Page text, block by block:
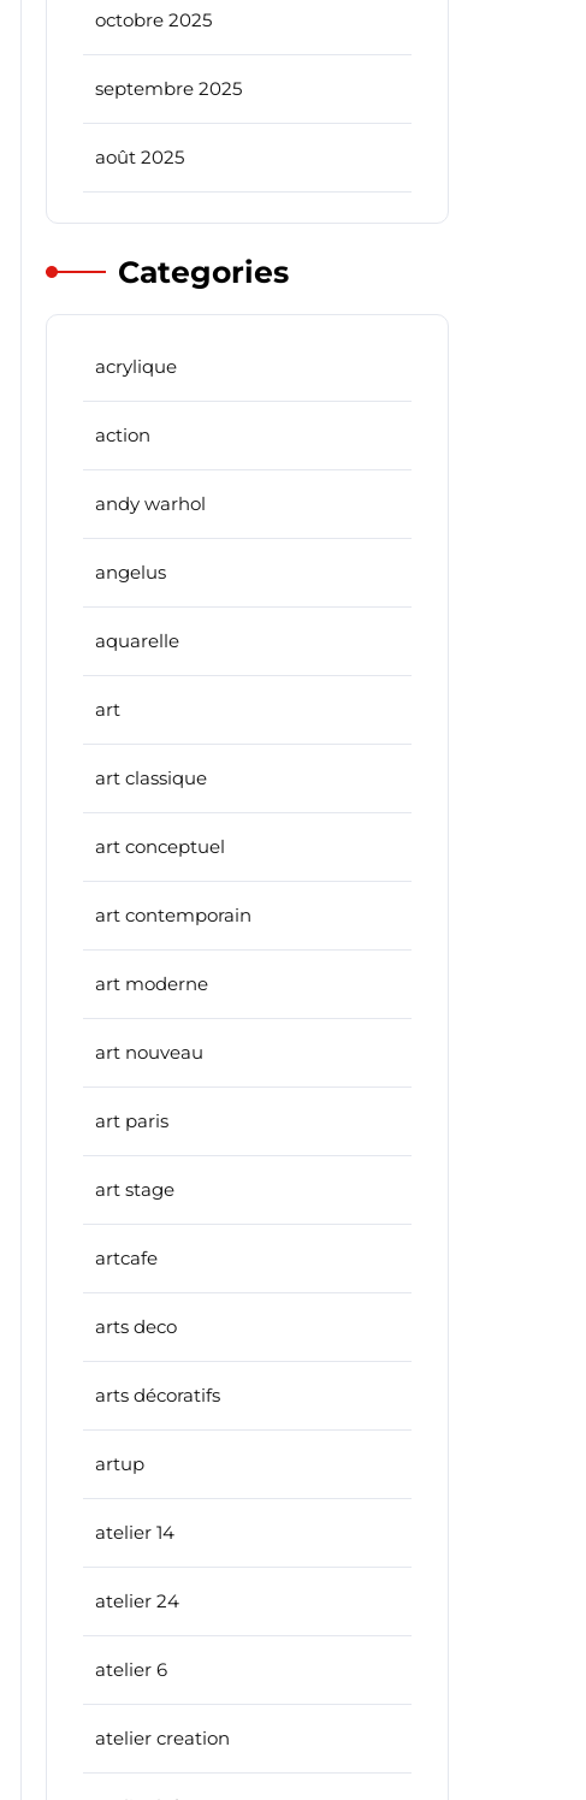
octobre 2025
septembre 2025
août 2025
Categories
acrylique
action
andy warhol
angelus
aquarelle
art
art classique
art conceptuel
art contemporain
art moderne
art nouveau
art paris
art stage
artcafe
arts deco
arts décoratifs
artup
atelier 14
atelier 24
atelier 6
atelier creation